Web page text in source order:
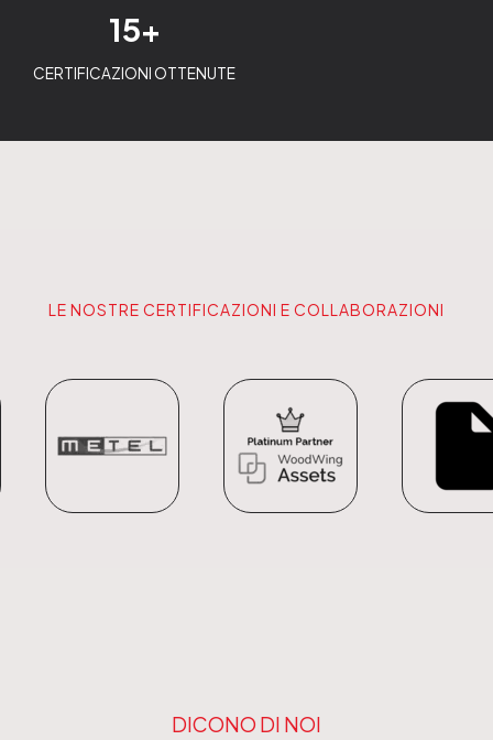
15+
CERTIFICAZIONI OTTENUTE
LE NOSTRE CERTIFICAZIONI E COLLABORAZIONI
DICONO DI NOI